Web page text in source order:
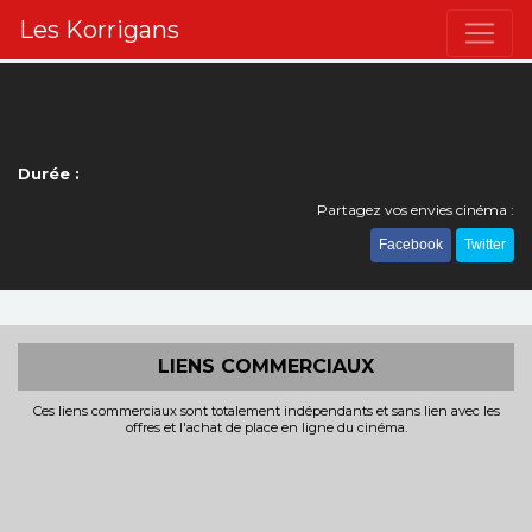
Les Korrigans
Durée :
Partagez vos envies cinéma :
Facebook Twitter
LIENS COMMERCIAUX
Ces liens commerciaux sont totalement indépendants et sans lien avec les
offres et l'achat de place en ligne du cinéma.